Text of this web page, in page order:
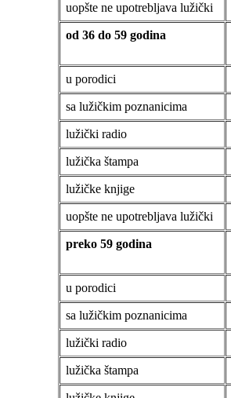
uopšte ne upotrebljava lužički
od 36 do 59 godina
u porodici
sa lužičkim poznanicima
lužički radio
lužička štampa
lužičke knjige
uopšte ne upotrebljava lužički
preko 59 godina
u porodici
sa lužičkim poznanicima
lužički radio
lužička štampa